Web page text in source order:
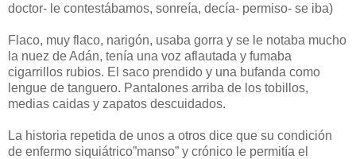
doctor- le contestábamos, sonreía, decía- permiso- se iba)
Flaco, muy flaco, narigón, usaba gorra y se le notaba mucho
la nuez de Adán, tenía una voz aflautada y fumaba
cigarrillos rubios. El saco prendido y una bufanda como
lengue de tanguero. Pantalones arriba de los tobillos,
medias caidas y zapatos descuidados.
La historia repetida de unos a otros dice que su condición
de enfermo siquiátrico”manso” y crónico le permitía el